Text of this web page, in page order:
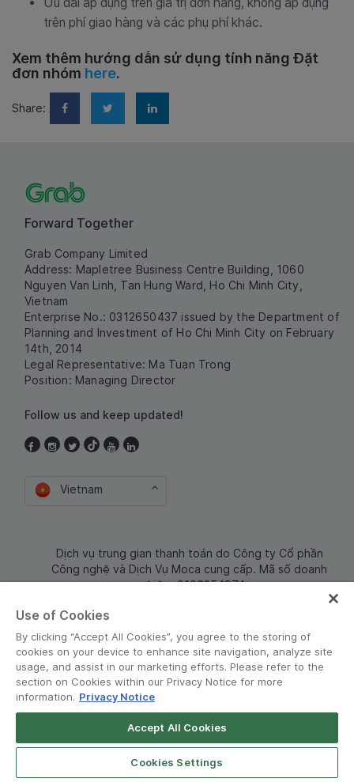
trên phí giao hàng và các phụ phí khác.
Xem thêm hướng dẫn sử dụng tính năng Đặt
đơn nhóm here.
Share:
Forward Together
Grab Company Limited
Address: Mapletree Business Centre Building, 1060
Nguyen Van Linh, Tan Hung Ward, Ho Chi Minh City,
Vietnam
Enterprise No.: 0312650437 issued by the Department of
Planning and Investment of Ho Chi Minh City on February
14th, 2014
Legal Representative: Ma Tuan Trong
Position: Managing Director
Follow us and keep updated!
Vietnam
Dịch vụ trung gian thanh toán do Công ty Cổ phần
Công nghệ và Dịch Vụ Moca cung cấp. Mã số doanh
nghiệp: 0106254974
© Grab 2010 - 2026
Grab for Android
Open App
Use of Cookies
By clicking “Accept All Cookies”, you agree to the storing of
cookies on your device to enhance site navigation, analyze site
usage, and assist in our marketing efforts. Please refer to the
section on Cookies within our Privacy Notice for more
information. Privacy Notice
Accept All Cookies
Cookies Settings